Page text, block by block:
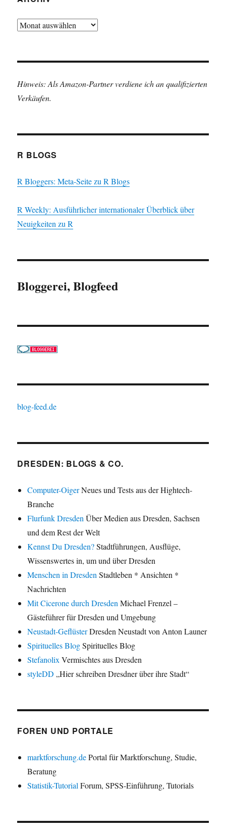
Archiv
Hinweis: Als Amazon-Partner verdiene ich an qualifizierten
Verkäufen.
R BLOGS
R Bloggers: Meta-Seite zu R Blogs
R Weekly: Ausführlicher internationaler Überblick über
Neuigkeiten zu R
Bloggerei, Blogfeed
blog-feed.de
DRESDEN: BLOGS & CO.
Computer-OigerNeues und Tests aus der Hightech-
Branche
Flurfunk DresdenÜber Medien aus Dresden, Sachsen
und dem Rest der Welt
Kennst Du Dresden?Stadtführungen, Ausflüge,
Wissenswertes in, um und über Dresden
Menschen in DresdenStadtleben * Ansichten *
Nachrichten
Mit Cicerone durch DresdenMichael Frenzel –
Gästeführer für Dresden und Umgebung
Neustadt-GeflüsterDresden Neustadt von Anton Launer
Spirituelles BlogSpirituelles Blog
StefanolixVermischtes aus Dresden
styleDD „Hier schreiben Dresdner über ihre Stadt“
FOREN UND PORTALE
marktforschung.dePortal für Marktforschung, Studie,
Beratung
Statistik-TutorialForum, SPSS-Einführung, Tutorials